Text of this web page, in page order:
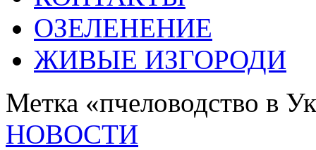
ОЗЕЛЕНЕНИЕ
ЖИВЫЕ ИЗГОРОДИ
Метка «пчеловодство в
НОВОСТИ